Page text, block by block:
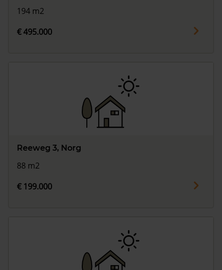
194 m2
€ 495.000
Reeweg 3, Norg
88 m2
€ 199.000